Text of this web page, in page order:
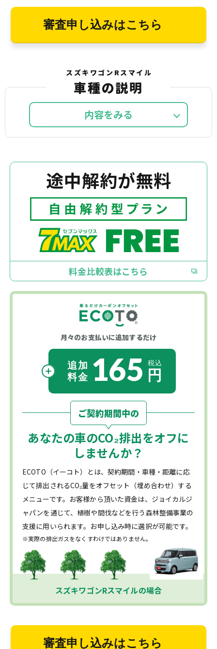
審査申し込みはこちら
スズキワゴンRスマイル
車種の説明
内容を
途中解約が無料
料金比較表はこちら
月々のお支払いに追加するだけ
165
ご契約期間中の
あなたの車のCO₂排出をオフに
しませんか？
ECOTO（イーコト）とは、契約期間・車種・距離に応
じて排出されるCO₂量をオフセット（埋め合わせ）する
メニューです。お客様から頂いた資金は、ジョイカルジ
ャパンを通じて、植樹や間伐などを行う森林整備事業の
支援に用いられます。お申し込み時に選択が可能です。
※実際の排出ガスをなくすわけではありません。
スズキワゴンRスマイルの場合
審査申し込みはこちら